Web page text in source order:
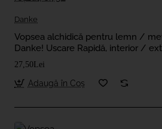
Danke
Vopsea alchidică pentru lemn /
Danke! Uscare Rapidă, interior /
0.75L
27,50Lei
Adaugă în Coş